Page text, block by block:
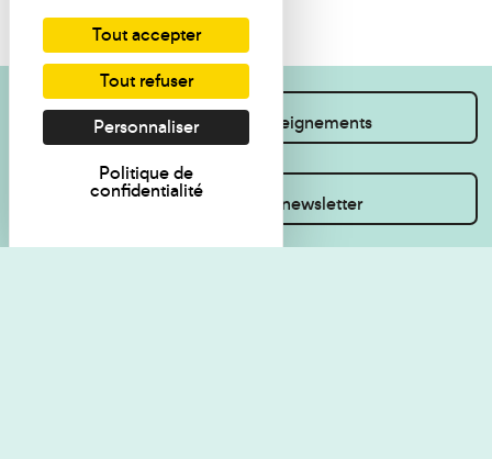
Je souhaite des renseignements
Inscrivez-vous à la newsletter
Tout accepter
Tout refuser
Personnaliser
Politique de
confidentialité